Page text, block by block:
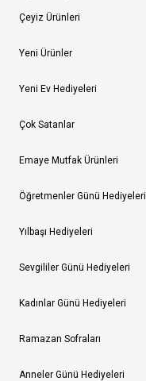
Çeyiz Ürünleri
Yeni Ürünler
Yeni Ev Hediyeleri
Çok Satanlar
Emaye Mutfak Ürünleri
Öğretmenler Günü Hediyeleri
Yılbaşı Hediyeleri
Sevgililer Günü Hediyeleri
Kadınlar Günü Hediyeleri
Ramazan Sofraları
Anneler Günü Hediyeleri